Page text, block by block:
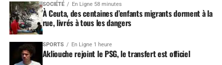
SOCIÉTÉ En Ligne 58 minutes
À Ceuta, des centaines d’enfants migrants dorment à la
rue, livrés à tous les dangers
SPORTS En Ligne 1 heure
Akliouche rejoint le PSG, le transfert est officiel